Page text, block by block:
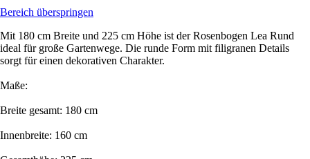
Bereich überspringen
Mit 180 cm Breite und 225 cm Höhe ist der Rosenbogen Lea Rund
ideal für große Gartenwege. Die runde Form mit filigranen Details
sorgt für einen dekorativen Charakter.
Maße:
Breite gesamt: 180 cm
Innenbreite: 160 cm